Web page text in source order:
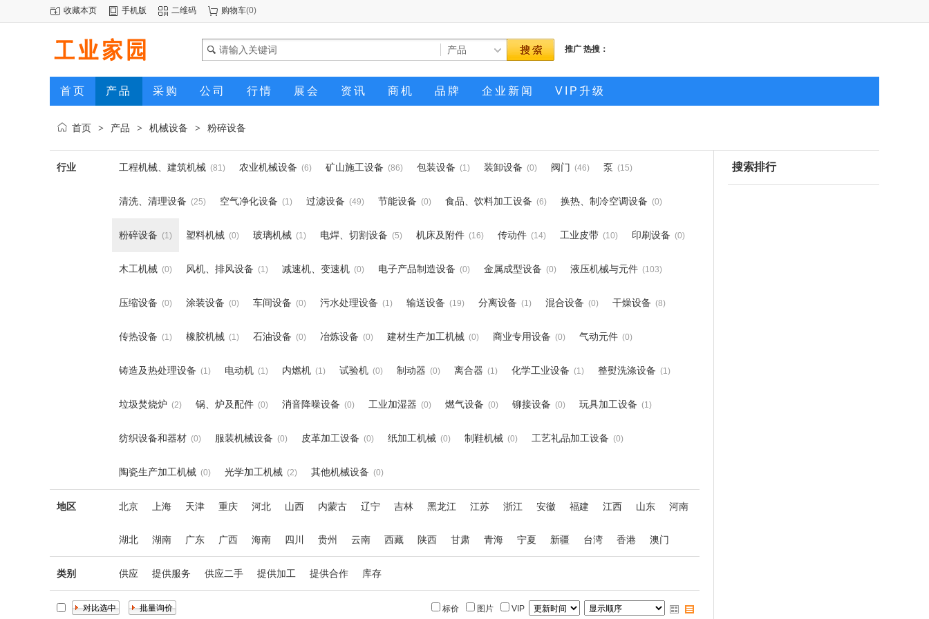
收藏本页 手机版 二维码 购物车(0)
推广 热搜：
首页 产品 采购 公司 行情 展会 资讯 商机 品牌 企业新闻 VIP升级
首页 > 产品 > 机械设备 > 粉碎设备
行业 工程机械、建筑机械 (81) 农业机械设备 (6) 矿山施工设备 (86) 包装设备 (1) 装卸设备 (0) 阀门 (46) 泵 (15)
清洗、清理设备 (25) 空气净化设备 (1) 过滤设备 (49) 节能设备 (0) 食品、饮料加工设备 (6) 换热、制冷空调设备 (0)
粉碎设备 (1) 塑料机械 (0) 玻璃机械 (1) 电焊、切割设备 (5) 机床及附件 (16) 传动件 (14) 工业皮带 (10) 印刷设备 (0)
木工机械 (0) 风机、排风设备 (1) 减速机、变速机 (0) 电子产品制造设备 (0) 金属成型设备 (0) 液压机械与元件 (103)
压缩设备 (0) 涂装设备 (0) 车间设备 (0) 污水处理设备 (1) 输送设备 (19) 分离设备 (1) 混合设备 (0) 干燥设备 (8)
传热设备 (1) 橡胶机械 (1) 石油设备 (0) 冶炼设备 (0) 建材生产加工机械 (0) 商业专用设备 (0) 气动元件 (0)
铸造及热处理设备 (1) 电动机 (1) 内燃机 (1) 试验机 (0) 制动器 (0) 离合器 (1) 化学工业设备 (1) 整熨洗涤设备 (1)
垃圾焚烧炉 (2) 锅、炉及配件 (0) 消音降噪设备 (0) 工业加湿器 (0) 燃气设备 (0) 铆接设备 (0) 玩具加工设备 (1)
纺织设备和器材 (0) 服装机械设备 (0) 皮革加工设备 (0) 纸加工机械 (0) 制鞋机械 (0) 工艺礼品加工设备 (0)
陶瓷生产加工机械 (0) 光学加工机械 (2) 其他机械设备 (0)
地区 北京 上海 天津 重庆 河北 山西 内蒙古 辽宁 吉林 黑龙江 江苏 浙江 安徽 福建 江西 山东 河南
湖北 湖南 广东 广西 海南 四川 贵州 云南 西藏 陕西 甘肃 青海 宁夏 新疆 台湾 香港 澳门
类别 供应 提供服务 供应二手 提供加工 提供合作 库存
标价 图片 VIP
搜索排行